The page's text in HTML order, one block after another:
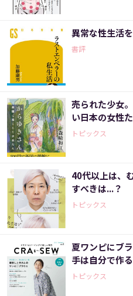
異常な性生活
書評
売られた少女
い日本の女性
トピックス
40代以上は、
すべきは...？
トピックス
夏ワンピにブ
手は自分で作る
トピックス